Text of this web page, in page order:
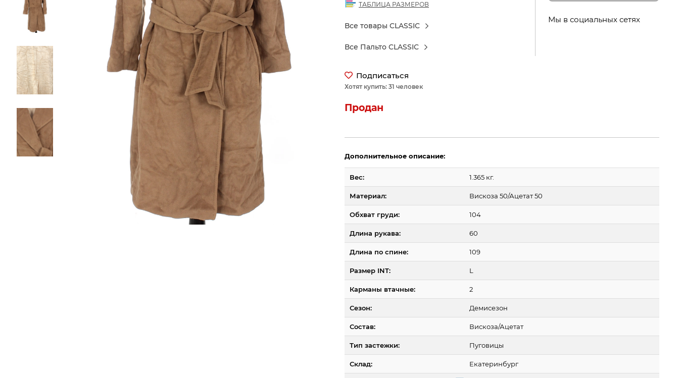
Мы в социальных сетях
ТАБЛИЦА РАЗМЕРОВ
Все товары CLASSIC
Все Пальто CLASSIC
Подписаться
Хотят купить: 31 человек
Продан
Дополнительное описание:
Вес: 1.365 кг.
Материал: Вискоза 50/Ацетат 50
Обхват груди: 104
Длина рукава: 60
Длина по спине: 109
Размер INT: L
Карманы втачные: 2
Сезон: Демисезон
Состав: Вискоза/Ацетат
Тип застежки: Пуговицы
Склад: Екатеринбург